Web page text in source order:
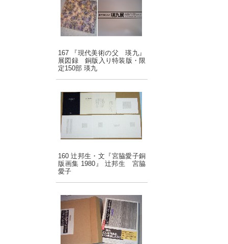
167 『現代美術の父 瑛九』
展図録 銅版入り特装版・限
定150部 瑛九
160 辻邦生・文『宮脇愛子銅
版画集 1980』 辻邦生 宮脇
愛子